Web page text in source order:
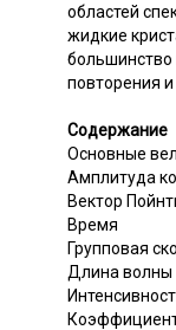
областей
жидкие
повторения
Содержание
Основные
Амплитуда
Вектор
Время
Групповая
Длина волны